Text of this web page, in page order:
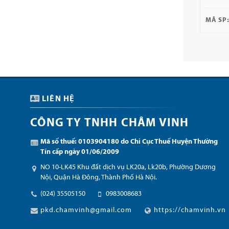
MÃ SP:
LIÊN HỆ
CÔNG TY TNHH CHÂM VINH
Mã số thuế: 0103904180 do Chi Cục Thuế Huyện Thường
Tín cấp ngày 01/06/2009
NO 10-LK45 Khu đất dịch vụ LK20a, Lk20b, Phường Dương
Nội, Quận Hà Đông, Thành Phố Hà Nội.
(024) 35505150 0983008683
pkd.chamvinh@gmail.com https://chamvinh.vn